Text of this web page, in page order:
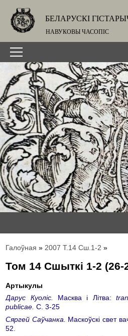
БЕЛАРУСКІ
НАВУКОВЫ ЧАСОПІС
Галоўная » 2007 Т.14 Сш.1-2 »
Том 14 Сшыткі 1-2
Артыкулы
Дарус Куоліс. Масква і Літва:
publicae С. 3-25
Сяргей Саўчанка. Маскоўскі свет
52.